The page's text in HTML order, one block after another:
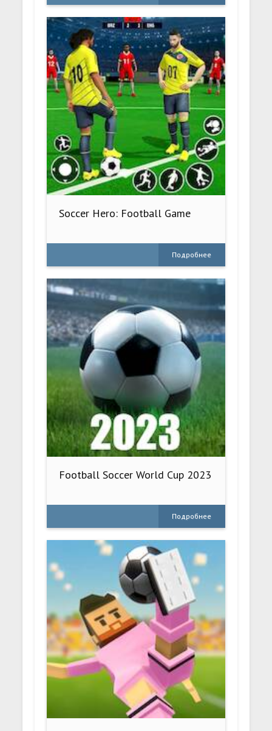
Soccer Hero: Football Game
Подробнее
Football Soccer World Cup 2023
Подробнее